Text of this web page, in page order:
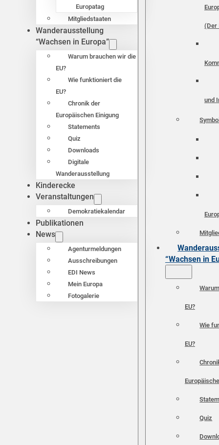
Europatag
Mitgliedstaaten
Wanderausstellung
“Wachsen in Europa”
Warum brauchen wir die
EU?
Wie funktioniert die
EU?
Chronik der
Europäischen Einigung
Statements
Quiz
Downloads
Digitale
Wanderausstellung
Kinderecke
Veranstaltungen
Demokratiekalendar
Publikationen
News
Agenturmeldungen
Ausschreibungen
EDI News
Mein Europa
Fotogalerie
(Der
und
“Wachsen in
EU?
Wie
EU?
Quiz